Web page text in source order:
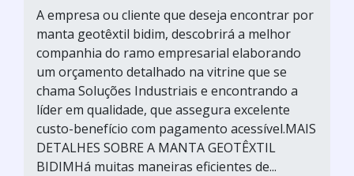
A empresa ou cliente que deseja encontrar por
manta geotêxtil bidim, descobrirá a melhor
companhia do ramo empresarial elaborando
um orçamento detalhado na vitrine que se
chama Soluções Industriais e encontrando a
líder em qualidade, que assegura excelente
custo-benefício com pagamento acessível.MAIS
DETALHES SOBRE A MANTA GEOTÊXTIL
BIDIMHá muitas maneiras eficientes de...